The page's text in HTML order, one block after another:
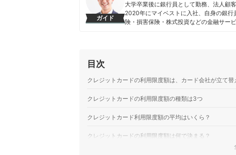
ガイド
大学卒業後に銀行員として勤務、法人顧
2020年にマイベストに入社、自身の銀
険・損害保険・株式投資などの金融サー
目次
クレジットカードの利用限度額は、カード会社が立て替
クレジットカードの利用限度額の種類は3つ
クレジットカード利用限度額の平均はいくら？
クレジットカードの利用限度額は何で決まる？